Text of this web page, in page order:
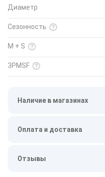
Диаметр
Сезонность
M + S
3PMSF
Наличие в магазинах
Оплата и доставка
Отзывы